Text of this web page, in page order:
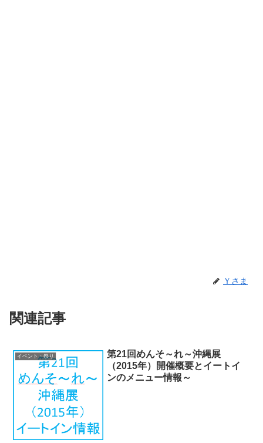
Ｙさま
関連記事
イベント・祭り
第21回めんそ～れ～沖縄展
（2015年）開催概要とイートイ
ンのメニュー情報～